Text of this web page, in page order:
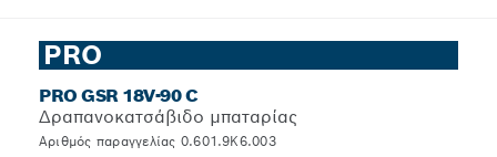
PRO
PRO GSR 18V-90 C
Δραπανοκατσάβιδο μπαταρίας
Αριθμός παραγγελίας 0.601.9K6.003